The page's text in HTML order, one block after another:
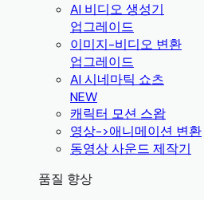
AI 비디오 생성기
업그레이드
이미지-비디오 변환
업그레이드
AI 시네마틱 쇼츠
NEW
캐릭터 모션 스왑
영상->애니메이션 변환
동영상 사운드 제작기
품질 향상